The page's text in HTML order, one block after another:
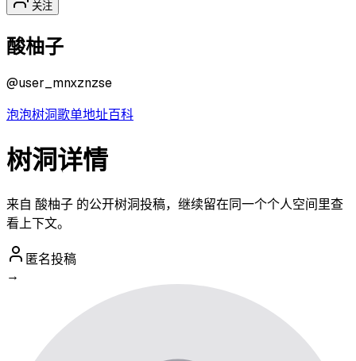
关注
酸柚子
@user_mnxznzse
泡泡树洞歌单地址百科
树洞详情
来自 酸柚子 的公开树洞投稿，继续留在同一个个人空间里查
看上下文。
匿名投稿
→